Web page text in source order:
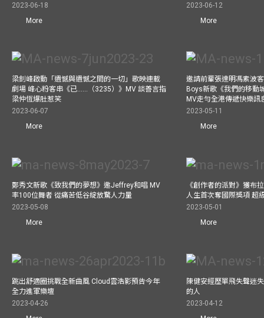
2023-06-18
More
2023-06-12
More
梁釗峰啟動「遺憾與遺憾之間的一切」歌映連載
劇場 峰心粉客串《已……（3235）》MV 談善言指
梁仲恆爆肚惹笑
2023-06-07
More
邀請前輩張達明馮素波
Boys新歌《我們的移動
MV走勻全港傳遞快樂訊
2023-05-11
More
鄭秀文新歌《致我們的夢想》邀Jeffrey和唱 MV
率100位舞者 從痛苦低谷綻放驚人力量
2023-05-08
More
《創作者的派對》獲布
人生首次奪國際獎項 超
2023-05-01
More
跳出舒適圈挑戰全新曲風 Cloud雲浩影預告今年
全力進軍樂壇
2023-04-26
陳健安經歷單飛失聲迷
的人
2023-04-12